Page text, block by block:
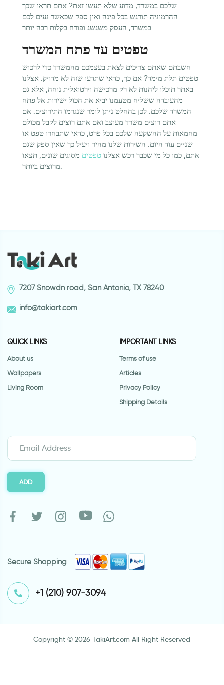
שלכם במשרד, מדוע שלא תעשו זאת? אתם תראו שכך
ההרמוניה תורגש בכל פינה ואין ספק שכאשר נעים לכם
במשרד, העסק משגשג ופורח בקלות רבה יותר.
טפטים עד פתח המשרד
חשבתם שאתם צריכים לצאת בעצמכם מהמשרד כדי לרכוש
טפטים תלת מימד? אם כך, כדאי שתדעו שזה לא מדויק. אצלנו
באתר תוכלו ליהנות לא רק מרכישה וירטואלית נוחה, אלא גם
מהעובדה ששליח מטעמנו יביא את הכול ישירות אל פתח
המשרד שלכם. לכן בהחלט ניתן לומר שנגרמו התירוצים: אם
אתם רוצים משרד מעוצב ואם אתם רוצים לקבל מכולם
מחמאות על ההשקעה שלכם בכל פרט, כדאי שתבחרו טפט או
שניים עוד היום. השירות שלנו מהיר ויעיל כך שאין ספק שגם
אתם, כמו כל מי שכבר רכש אצלנו טפטים מסוגים שונים, תצאו
מרוצים ביותר.
7207 Snowdn road, San Antonio, TX 78240
info@takiart.com
QUICK LINKS
About us
Wallpapers
Living Room
IMPORTANT LINKS
Terms of use
Articles
Privacy Policy
Shipping Details
ADD
Secure Shopping
⁦+1 (210) 907-3094⁩
Copyright © 2026 TakiArt.com All Right Reserved